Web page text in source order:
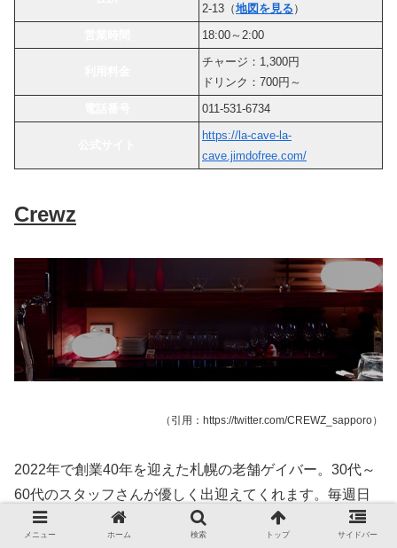
2-13（地図を見る ）
18:00～2:00
チャージ：1,300円
ドリンク：700円～
011-531-6734
https://la-cave-la-
cave.jimdofree.com/
Crewz
（引用：https://twitter.com/CREWZ_sapporo）
2022年で創業40年を迎えた札幌の老舗ゲイバー。30代～
60代のスタッフさんが優しく出迎えてくれます。毎週日
曜日には、お客さんも交えテニスの練習を開催。
メニュー ホーム 検索 トップ サイドバー